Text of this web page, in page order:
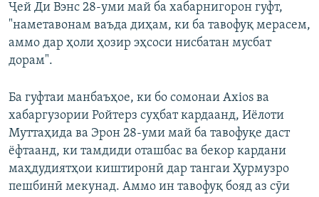
Ҷей Ди Вэнс 28-уми май ба хабарнигорон гуфт,
"наметавонам ваъда диҳам, ки ба тавофуқ мерасем,
аммо дар ҳоли ҳозир эҳсоси нисбатан мусбат
дорам".
Ба гуфтаи манбаъҳое, ки бо сомонаи Axios ва
хабаргузории Ройтерз суҳбат кардаанд, Иёлоти
Муттаҳида ва Эрон 28-уми май ба тавофуқе даст
ёфтаанд, ки тамдиди оташбас ва бекор кардани
маҳдудиятҳои киштиронӣ дар тангаи Ҳурмузро
пешбинӣ мекунад. Аммо ин тавофуқ бояд аз сӯи